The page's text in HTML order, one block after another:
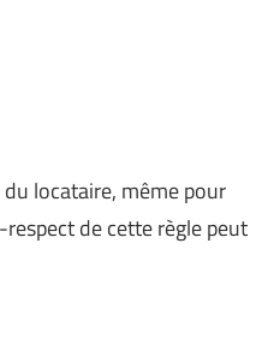
du locataire, même pour
de cette règle peut